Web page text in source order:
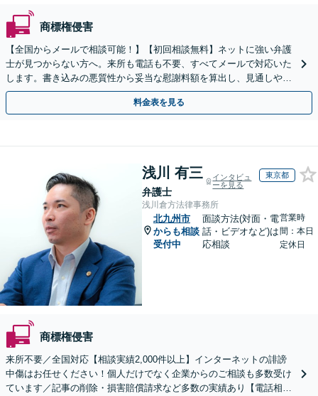
商標権侵害
【全国からメールで相談可能！】【初回相談無料】ネットに強い弁護
士が見つからない方へ。来所も電話も不要、すべてメールで対応いた
します。書き込みの悪質性から妥当な慰謝料額を算出し、見通しや費
用面のリスクも包み隠さずお伝えしサポートします。
料金表を見る
浅川 有三
弁護士
インタビュ
ーを見る
東京都
浅川倉方法律事務所
北九州市
からも相談
受付中
面談方法(対面・電
話・ビデオなど)は
応相談
営業時
間：本日
定休日
商標権侵害
来所不要／全国対応【相談実績2,000件以上】インターネットの誹謗
中傷はお任せください！個人だけでなく企業からのご相談も多数受け
ています／記事の削除・損害賠償請求など多数の実績あり【電話相談